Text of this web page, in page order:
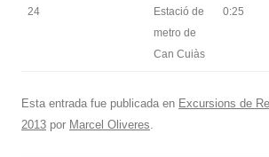
24
Estació de
metro de
Can Cuiàs
0:25
Esta entrada fue publicada en Excursions de
2013 por Marcel Oliveres.